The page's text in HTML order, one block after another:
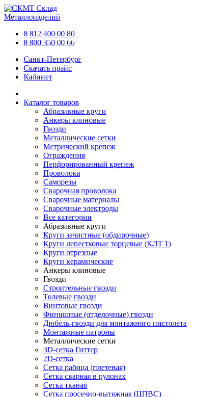
Склад
Металлоизделий
8 812 400 00 80
8 800 350 00 66
Санкт-Петербург
Скачать прайс
Кабинет
Каталог товаров
Абразивные круги
Анкеры клиновые
Гвозди
Металлические сетки
Метрический крепеж
Ограждения
Перфорированный крепеж
Проволока
Саморезы
Сварочная проволока
Сварочные материалы
Сварочные электроды
Все категории
Абразивные круги
Круги зачистные (обдирочные)
Круги лепестковые торцевые (КЛТ 1)
Круги отрезные
Круги керамические
Анкеры клиновые
Гвозди
Строительные гвозди
Толевые гвозди
Винтовые гвозди
Финишные (отделочные) гвозди
Дюбель-гвозди для монтажного пистолета
Монтажные патроны
Металлические сетки
3D-сетка Гиттер
2D-сетка
Сетка рабица (плетеная)
Сетка сварная в рулонах
Сетка тканая
Сетка просечно-вытяжная (ЦПВС)